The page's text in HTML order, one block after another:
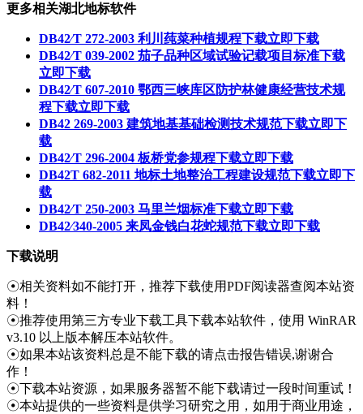
更多相关湖北地标软件
DB42∕T 272-2003 利川莼菜种植规程下载立即下载
DB42∕T 039-2002 茄子品种区域试验记载项目标准下载
立即下载
DB42∕T 607-2010 鄂西三峡库区防护林健康经营技术规
程下载立即下载
DB42 269-2003 建筑地基基础检测技术规范下载立即下
载
DB42∕T 296-2004 板桥党参规程下载立即下载
DB42T 682-2011 地标土地整治工程建设规范下载立即下
载
DB42∕T 250-2003 马里兰烟标准下载立即下载
DB42∕340-2005 来凤金钱白花蛇规范下载立即下载
下载说明
☉相关资料如不能打开，推荐下载使用PDF阅读器查阅本站资
料！
☉推荐使用第三方专业下载工具下载本站软件，使用 WinRAR
v3.10 以上版本解压本站软件。
☉如果本站该资料总是不能下载的请点击报告错误,谢谢合
作！
☉下载本站资源，如果服务器暂不能下载请过一段时间重试！
☉本站提供的一些资料是供学习研究之用，如用于商业用途，